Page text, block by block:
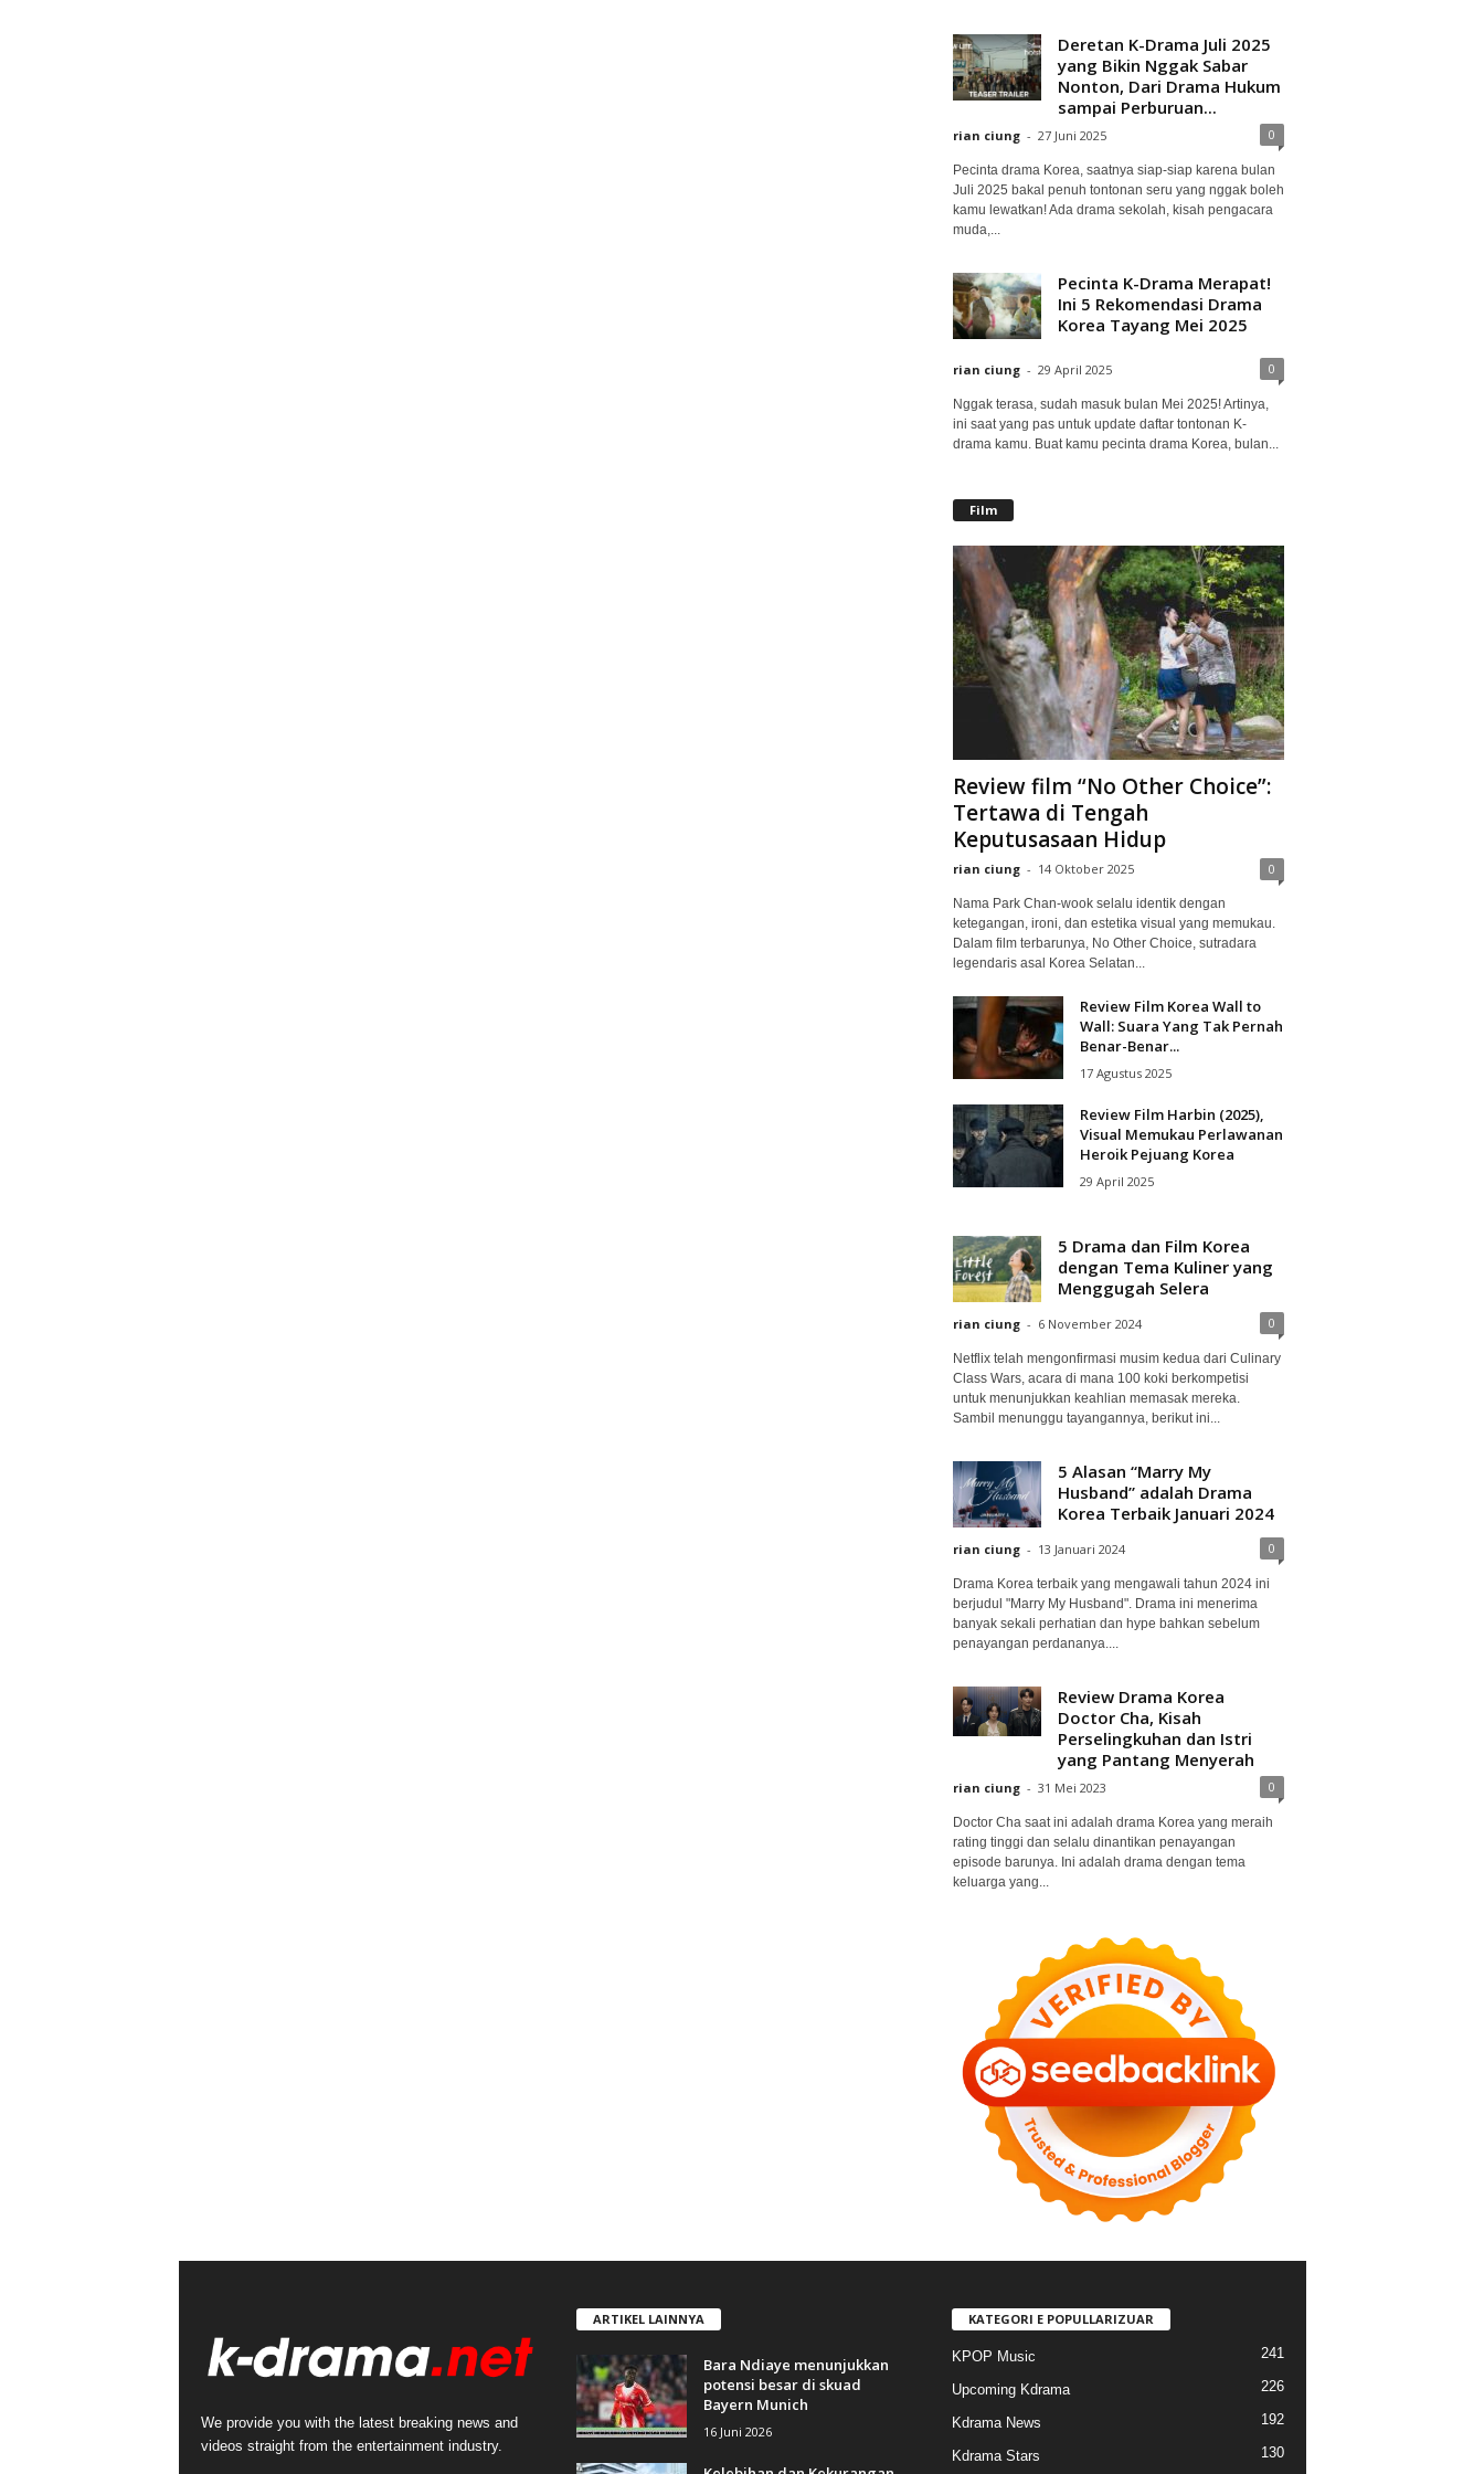
Deretan K-Drama Juli 2025
yang Bikin Nggak Sabar
Nonton, Dari Drama Hukum
sampai Perburuan...
rian ciung - 27 Juni 2025 0
Pecinta drama Korea, saatnya siap-siap karena bulan
Juli 2025 bakal penuh tontonan seru yang nggak boleh
kamu lewatkan! Ada drama sekolah, kisah pengacara
muda,...
Pecinta K-Drama Merapat!
Ini 5 Rekomendasi Drama
Korea Tayang Mei 2025
rian ciung - 29 April 2025 0
Nggak terasa, sudah masuk bulan Mei 2025! Artinya,
ini saat yang pas untuk update daftar tontonan K-
drama kamu. Buat kamu pecinta drama Korea, bulan...
Film
Review film “No Other Choice”:
Tertawa di Tengah
Keputusasaan Hidup
rian ciung - 14 Oktober 2025 0
Nama Park Chan-wook selalu identik dengan
ketegangan, ironi, dan estetika visual yang memukau.
Dalam film terbarunya, No Other Choice, sutradara
legendaris asal Korea Selatan...
Review Film Korea Wall to
Wall: Suara Yang Tak Pernah
Benar-Benar...
17 Agustus 2025
Review Film Harbin (2025),
Visual Memukau Perlawanan
Heroik Pejuang Korea
29 April 2025
5 Drama dan Film Korea
dengan Tema Kuliner yang
Menggugah Selera
rian ciung - 6 November 2024 0
Netflix telah mengonfirmasi musim kedua dari Culinary
Class Wars, acara di mana 100 koki berkompetisi
untuk menunjukkan keahlian memasak mereka.
Sambil menunggu tayangannya, berikut ini...
5 Alasan “Marry My
Husband” adalah Drama
Korea Terbaik Januari 2024
rian ciung - 13 Januari 2024 0
Drama Korea terbaik yang mengawali tahun 2024 ini
berjudul "Marry My Husband". Drama ini menerima
banyak sekali perhatian dan hype bahkan sebelum
penayangan perdananya....
Review Drama Korea
Doctor Cha, Kisah
Perselingkuhan dan Istri
yang Pantang Menyerah
rian ciung - 31 Mei 2023 0
Doctor Cha saat ini adalah drama Korea yang meraih
rating tinggi dan selalu dinantikan penayangan
episode barunya. Ini adalah drama dengan tema
keluarga yang...
We provide you with the latest breaking news and
videos straight from the entertainment industry.
ARTIKEL LAINNYA
Bara Ndiaye menunjukkan
potensi besar di skuad
Bayern Munich
16 Juni 2026
KATEGORI E POPULLARIZUAR
KPOP Music 241
Upcoming Kdrama 226
Kdrama News 192
Kdrama Stars 130